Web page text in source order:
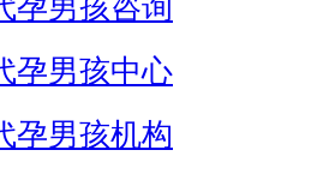
孕男孩咨询
孕男孩中心
孕男孩机构